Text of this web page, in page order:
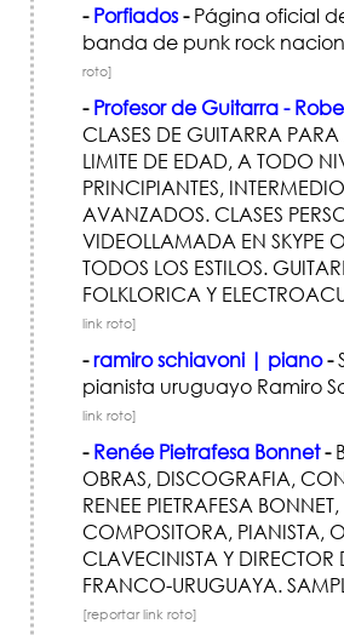
- Porfiados-Página oficial
banda de punk rock
roto]
- Profesor de Guitarra -
CLASES DE GUITARRA PARA
LIMITE DE EDAD, A TODO
PRINCIPIANTES,
AVANZADOS. CLASES
VIDEOLLAMADA EN SKYPE
TODOS LOS ESTILOS.
FOLKLORICA Y
link roto]
-ramiro schiavoni | piano-
pianista uruguayo Ramiro
link roto]
- Renée Pietrafesa Bonnet-
OBRAS, DISCOGRAFIA,
RENEE PIETRAFESA BONNET,
COMPOSITORA, PIANISTA,
CLAVECINISTA Y DIRECTOR
FRANCO-URUGUAYA.
[reportar link roto]